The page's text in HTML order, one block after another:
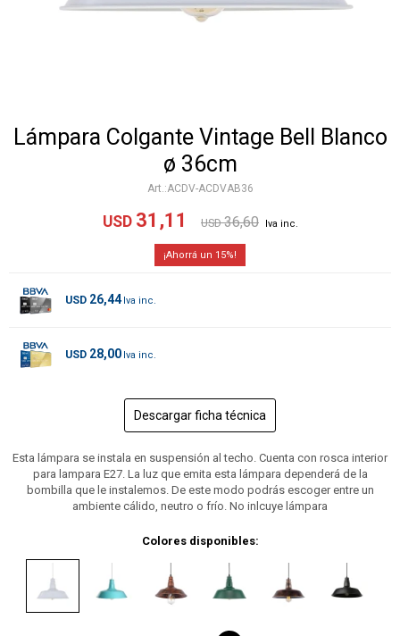
Lámpara Colgante Vintage Bell Blanco
ø 36cm
ACDV-ACDVAB36
USD 31,11 USD 36,60
15
USD 26,44
USD 28,00
Descargar ficha técnica
Esta lámpara se instala en suspensión al techo. Cuenta con rosca interior
para lampara E27. La luz que emita esta lámpara dependerá de la
bombilla que le instalemos. De este modo podrás escoger entre un
ambiente cálido, neutro o frío. No inlcuye lámpara
Colores disponibles: